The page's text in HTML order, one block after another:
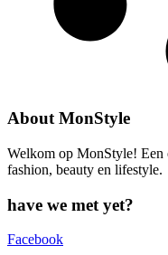
About MonStyle
Welkom op MonStyle! Een
fashion, beauty en lifestyle.
have we met yet?
Facebook